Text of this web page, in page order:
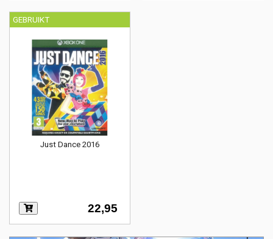
GEBRUIKT
Just Dance 2016
22,95